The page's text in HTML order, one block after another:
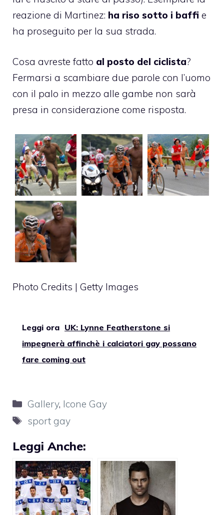
reazione di Martinez: ha riso sotto i baffi e
ha proseguito per la sua strada.
Cosa avreste fatto al posto del ciclista?
Fermarsi a scambiare due parole con l’uomo
con il palo in mezzo alle gambe non sarà
presa in considerazione come risposta.
Photo Credits | Getty Images
Leggi ora UK: Lynne Featherstone si
impegnerà affinchè i calciatori gay possano
fare coming out
Categorie
Gallery, Icone Gay
Tag
sport gay
Leggi Anche: